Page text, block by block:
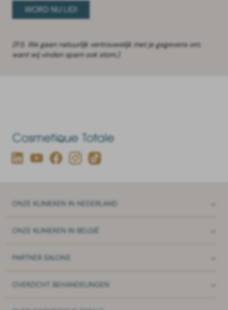
WORD NU LID!
(P.S. We gaan natuurlijk vertrouwelijk met je gegevens om,
want wij vinden spam ook stom.)
ONZE KLINIEKEN IN NEDERLAND
ONZE KLINIEKEN IN BELGIË
PARTNER SALONS
OVERZICHT BEHANDELINGEN